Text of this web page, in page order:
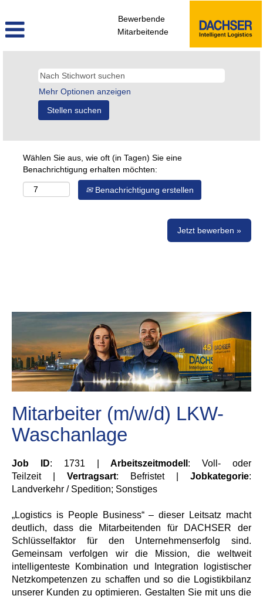
Bewerbende
Mitarbeitende
Mehr Optionen anzeigen
Wählen Sie aus, wie oft (in Tagen) Sie eine
Benachrichtigung erhalten möchten:
Benachrichtigung erstellen
Jetzt bewerben »
Mitarbeiter (m/w/d) LKW-
Waschanlage
Job ID: 1731 |Arbeitszeitmodell : Voll- oder
Teilzeit | Vertragsart: Befristet | Jobkategorie:
Landverkehr / Spedition; Sonstiges
„Logistics is People Business“ – dieser Leitsatz macht
deutlich, dass die Mitarbeitenden für DACHSER der
Schlüsselfaktor für den Unternehmenserfolg sind.
Gemeinsam verfolgen wir die Mission, die weltweit
intelligenteste Kombination und Integration logistischer
Netzkompetenzen zu schaffen und so die Logistikbilanz
unserer Kunden zu optimieren. Gestalten Sie mit uns die